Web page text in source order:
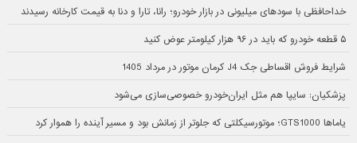
خداحافظی با سودهای میلیونی در بازار خودرو؛ رانا، تارا و دنا به قیمت کارخانه رسیدند
۵ قطعه خودرو که باید در ۹۶ هزار کیلومتر عوض کنید
شرایط فروش اقساطی جک J4 کرمان موتور در مرداد 1405
پزشکیان: سایپا هم مثل ایران‌خودرو خصوصی‌سازی می‌شود
یاماها GTS1000؛ موتورسیکلتی که جلوتر از زمانش بود و مسیر آینده را هموار کرد